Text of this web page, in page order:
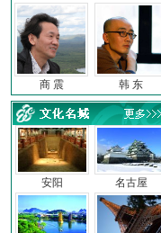
商 震 韩 东
安阳 名古屋